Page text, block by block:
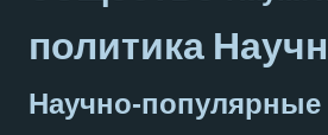
политика
Научно-